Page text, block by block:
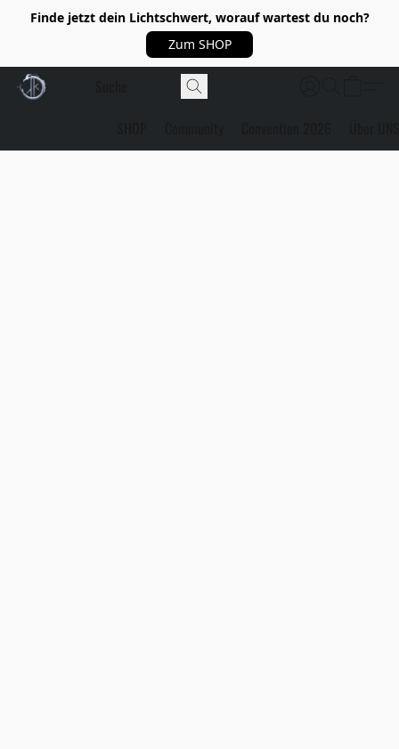
Finde jetzt dein Lichtschwert, worauf wartest du noch?
Zum SHOP